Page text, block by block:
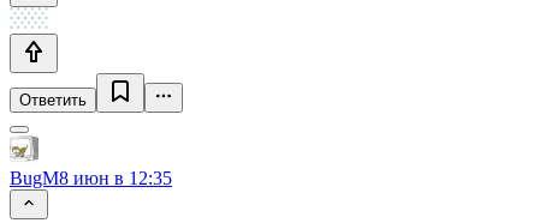
Ответить
BugM8 июн в 12:35